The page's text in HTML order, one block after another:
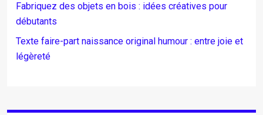
Fabriquez des objets en bois : idées créatives pour
débutants
Texte faire-part naissance original humour : entre joie et
légèreté